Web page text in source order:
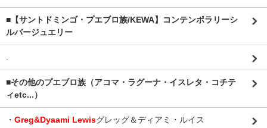
■【サントドミンゴ・プエブロ族/KEWA】コンテンポラリーシ
ルバージュエリー
■その他のプエブロ族（アコマ・ラグーナ・イスレタ・コチテ
ィetc...）
・ Greg&Dyaami Lewisグレッグ＆ディアミ・ルイス